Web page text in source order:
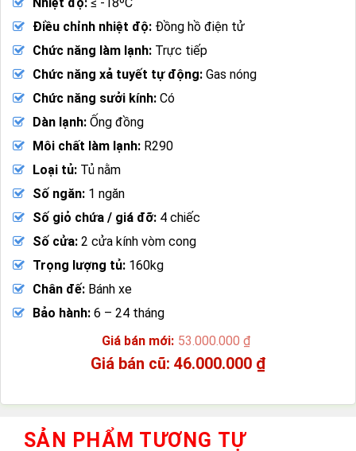
Điều chỉnh nhiệt độ: Đồng hồ điện tử
Chức năng làm lạnh: Trực tiếp
Chức năng xả tuyết tự động: Gas nóng
Chức năng sưởi kính: Có
Dàn lạnh: Ống đồng
Môi chất làm lạnh: R290
Loại tủ: Tủ nằm
Số ngăn: 1 ngăn
Số giỏ chứa / giá đỡ: 4 chiếc
Số cửa: 2 cửa kính vòm cong
Trọng lượng tủ: 160kg
Chân đế: Bánh xe
Bảo hành: 6 – 24 tháng
53.000.000₫
Giá
53.000.000 ₫.
46.000.000 ₫
tại
là:
46.000.000 ₫.
SẢN PHẨM TƯƠNG TỰ